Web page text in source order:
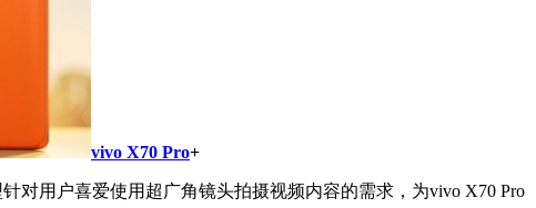
vivo X70 Pro+
对用户喜爱使用超广角镜头拍摄视频内容的需求，为vivo X70 Pro